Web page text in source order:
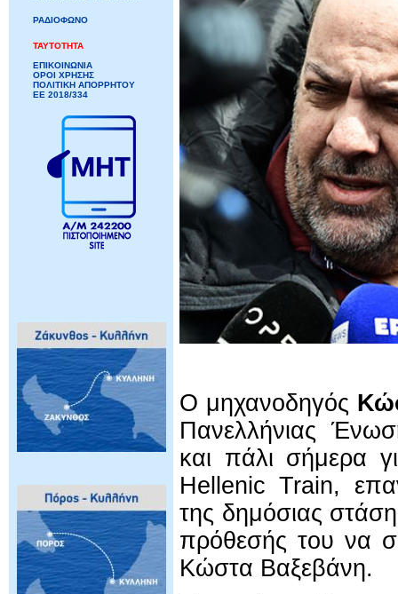
ΡΑΔΙΟΦΩΝΟ
ΤΑΥΤΟΤΗΤΑ
ΕΠΙΚΟΙΝΩΝΙΑ
ΟΡΟΙ ΧΡΗΣΗΣ
ΠΟΛΙΤΙΚΗ ΑΠΟΡΡΗΤΟΥ
ΕΕ 2018/334
Ο μηχανοδηγός
Πανελλήνιας
και πάλι σήμερα
Hellenic Train,
της δημόσιας
πρόθεσής του να
Κώστα Βαξεβάνη.